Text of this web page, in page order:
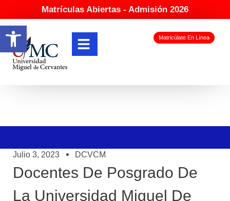
Matrículas Abiertas - Admisión 2026
Matricúlate En Línea
Julio 3, 2023 DCVCM
Docentes De Posgrado De
La Universidad Miguel De
Abrir barra de herramientas